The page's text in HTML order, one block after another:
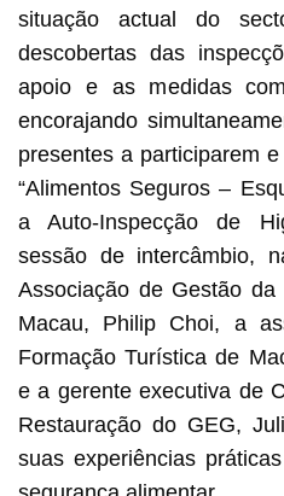
situação actual do
descobertas das
apoio e as medidas
encorajando
presentes a participarem
“Alimentos Seguros –
a Auto-Inspecção de
sessão de intercâmbio,
Associação de Gestão
Macau, Philip Choi, a
Formação Turística de
e a gerente executiva de
Restauração do GEG,
suas experiências